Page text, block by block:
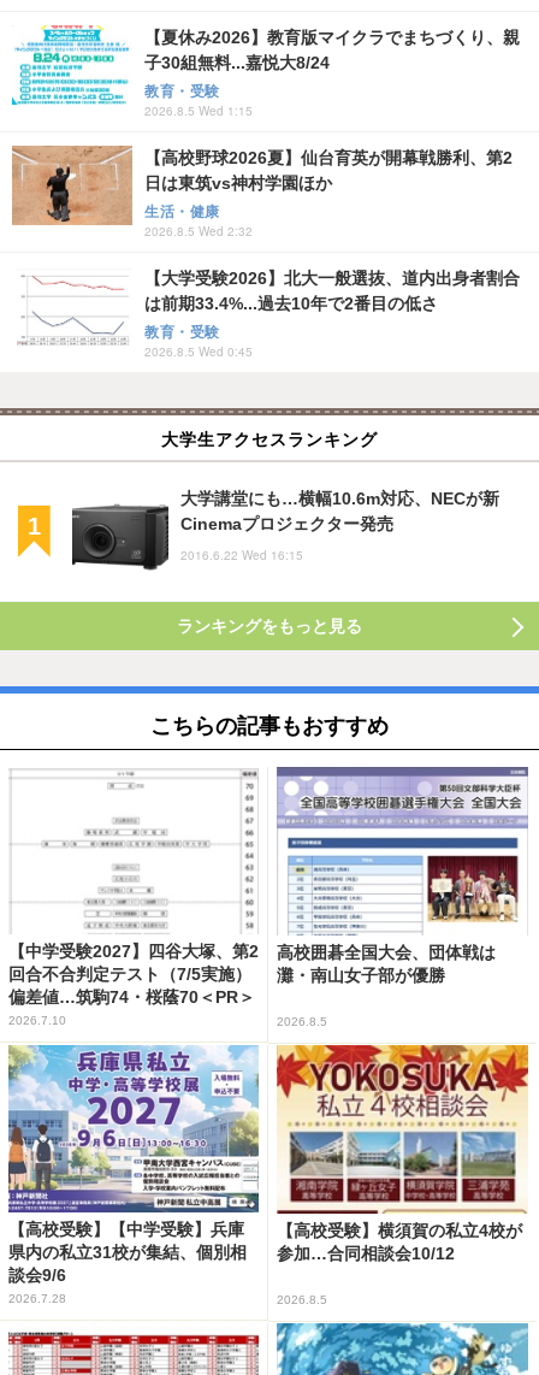
【夏休み2026】教育版マイクラでまちづくり、親
子30組無料...嘉悦大8/24
教育・受験
2026.8.5 Wed 1:15
【高校野球2026夏】仙台育英が開幕戦勝利、第2
日は東筑vs神村学園ほか
生活・健康
2026.8.5 Wed 2:32
【大学受験2026】北大一般選抜、道内出身者割合
は前期33.4%...過去10年で2番目の低さ
教育・受験
2026.8.5 Wed 0:45
大学生アクセスランキング
大学講堂にも…横幅10.6m対応、NECが新
Cinemaプロジェクター発売
2016.6.22 Wed 16:15
ランキングをもっと見る
こちらの記事もおすすめ
【中学受験2027】四谷大塚、第2
回合不合判定テスト（7/5実施）
偏差値…筑駒74・桜蔭70＜PR＞
2026.7.10
高校囲碁全国大会、団体戦は
灘・南山女子部が優勝
2026.8.5
【高校受験】【中学受験】兵庫
県内の私立31校が集結、個別相
談会9/6
2026.7.28
【高校受験】横須賀の私立4校が
参加…合同相談会10/12
2026.8.5